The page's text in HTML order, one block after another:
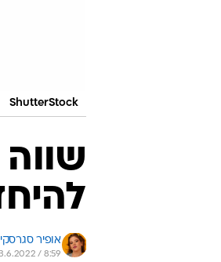
ShutterStock
אופיר סגרסקי
/ 8:59